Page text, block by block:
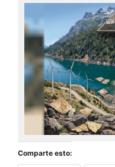
Comparte esto: